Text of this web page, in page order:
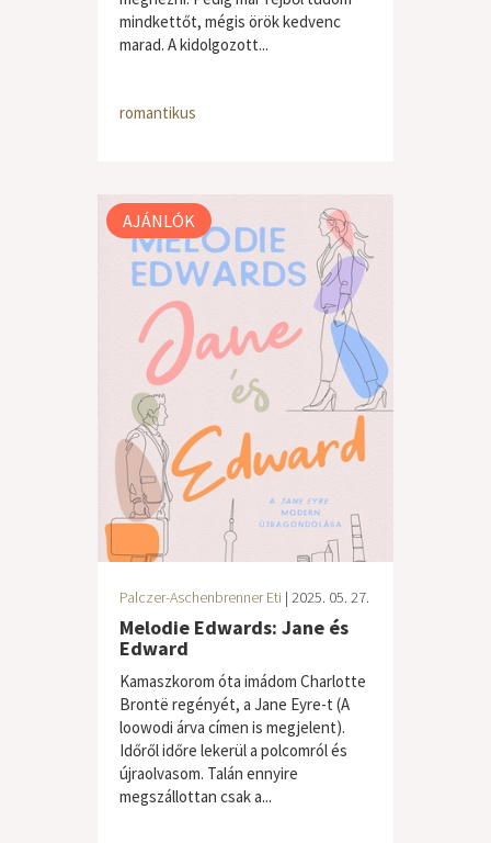
mindkettőt, mégis örök kedvenc
marad. A kidolgozott...
romantikus
AJÁNLÓK
Palczer-Aschenbrenner Eti | 2025. 05. 27.
Melodie Edwards: Jane és
Edward
Kamaszkorom óta imádom Charlotte
Brontë regényét, a Jane Eyre-t (A
loowodi árva címen is megjelent).
Időről időre lekerül a polcomról és
újraolvasom. Talán ennyire
megszállottan csak a...